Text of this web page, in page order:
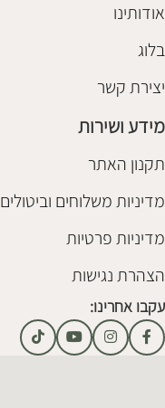
אודותינו
בלוג
יצירת קשר
מידע ושירות
תקנון האתר
מדיניות משלוחים וביטולים
מדיניות פרטיות
הצהרת נגישות
עקבו אחרינו: